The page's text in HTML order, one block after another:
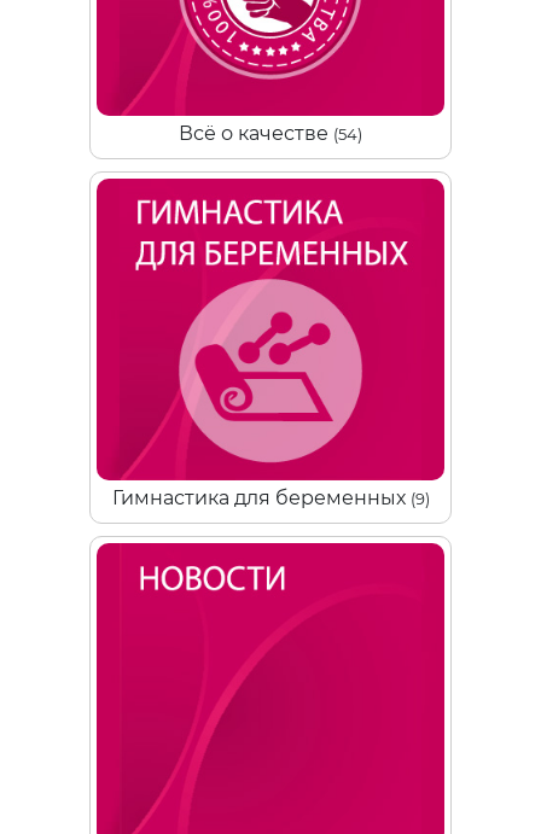
Всё о качестве (54)
Гимнастика для беременных (9)